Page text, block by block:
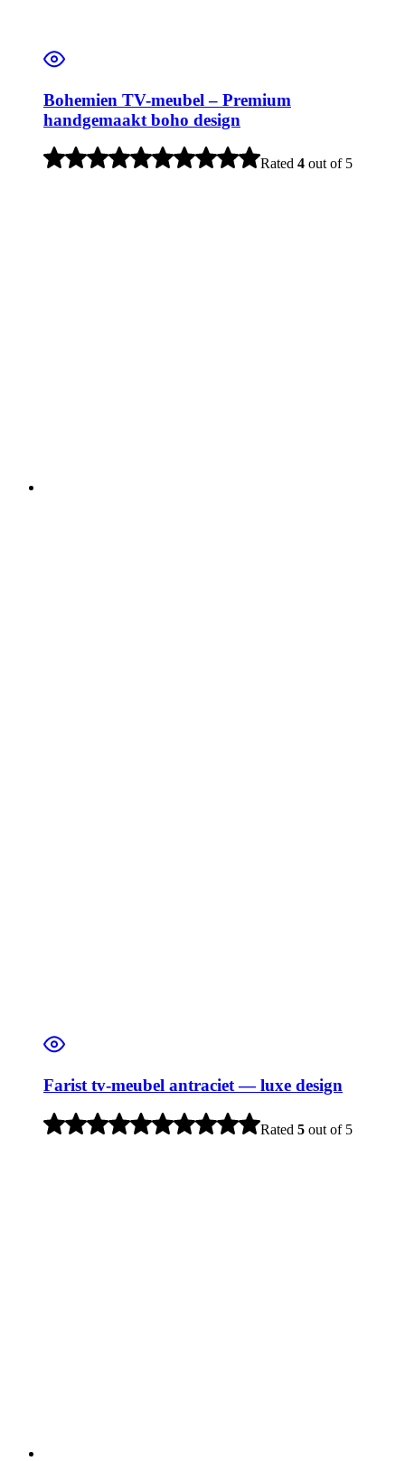
Bohemien TV-meubel – Premium
handgemaakt boho design
Rated 4 out of 5
Farist tv-meubel antraciet — luxe design
Rated 5 out of 5